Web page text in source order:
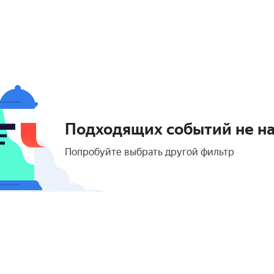
Подходящих событий не
Попробуйте выбрать другой фильтр